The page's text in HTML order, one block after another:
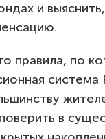
и
правила, по
система
в